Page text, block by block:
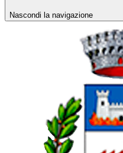
Nascondi la navigazione